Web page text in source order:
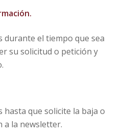
durante el tiempo que sea
su solicitud o petición y
que solicite la baja o
a la newsletter.